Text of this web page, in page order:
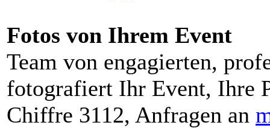
Fotos von Ihrem Event
Team von engagierten,
fotografiert Ihr Event, Ihre
Chiffre 3112, Anfragen an